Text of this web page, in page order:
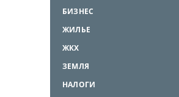
БИЗНЕС
ЖИЛЬЕ
ЖКХ
ЗЕМЛЯ
НАЛОГИ